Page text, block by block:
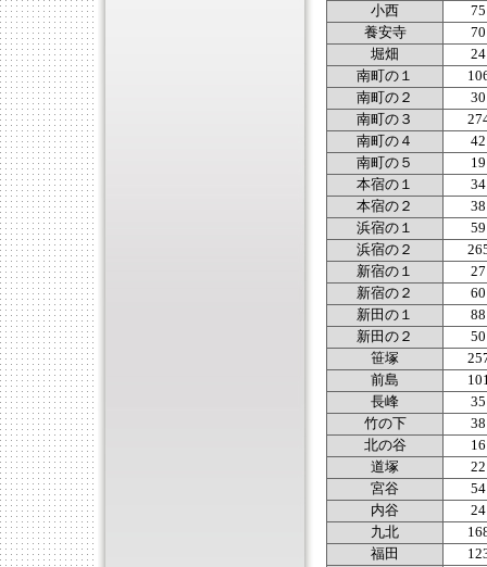
小西
75
養安寺
70
堀畑
24
南町の１
南町の２
30
南町の３
南町の４
42
南町の５
19
本宿の１
34
本宿の２
38
浜宿の１
59
浜宿の２
新宿の１
27
新宿の２
60
新田の１
88
新田の２
50
笹塚
前島
長峰
35
竹の下
38
北の谷
16
道塚
22
宮谷
54
内谷
24
九北
福田